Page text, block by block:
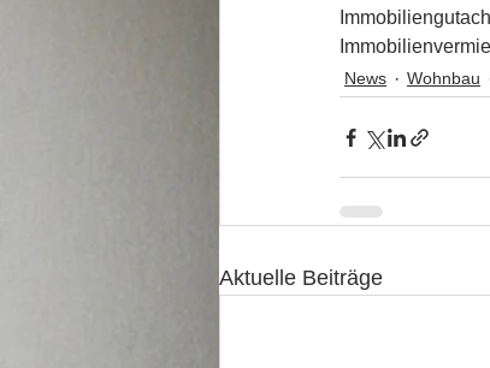
News Wohnbau
Aktuelle Beiträge